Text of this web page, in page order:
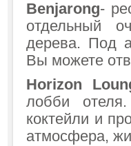
Benjarong-
отдельный
дерева. Под
Вы можете
Horizon
лобби
коктейли и
атмосфера,